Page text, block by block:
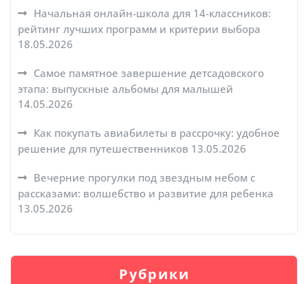
Начальная онлайн-школа для 14-классников:
рейтинг лучших программ и критерии выбора
18.05.2026
Самое памятное завершение детсадовского
этапа: выпускные альбомы для малышей
14.05.2026
Как покупать авиабилеты в рассрочку: удобное
решение для путешественников 13.05.2026
Вечерние прогулки под звездным небом с
рассказами: волшебство и развитие для ребенка
13.05.2026
Рубрики